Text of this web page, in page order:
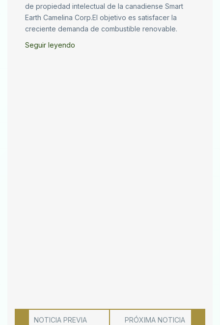
de propiedad intelectual de la canadiense Smart
Earth Camelina Corp.El objetivo es satisfacer la
creciente demanda de combustible renovable.
Seguir leyendo
NOTICIA PREVIA PRÓXIMA NOTICIA